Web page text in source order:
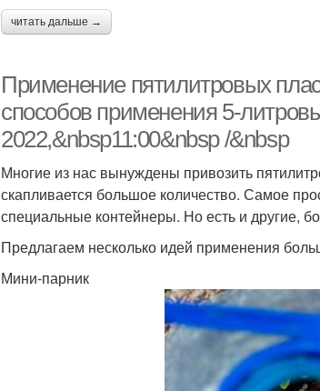
читать дальше →
Применение пятилитровых
способов применения 5-
2022,&nbsp11:00&nbsp /&nbsp
Многие из нас вынуждены привозить
скапливается большое количество. Самое
специальные контейнеры. Но есть и другие,
Предлагаем несколько идей применения
Мини-парник